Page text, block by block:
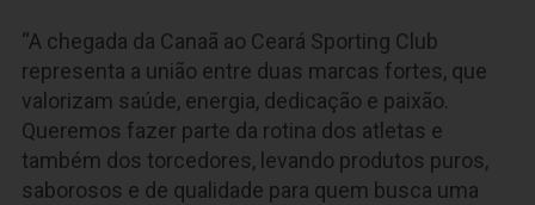
“A chegada da Canaã ao Ceará Sporting Club
representa a união entre duas marcas fortes, que
valorizam saúde, energia, dedicação e paixão.
Queremos fazer parte da rotina dos atletas e
também dos torcedores, levando produtos puros,
saborosos e de qualidade para quem busca uma